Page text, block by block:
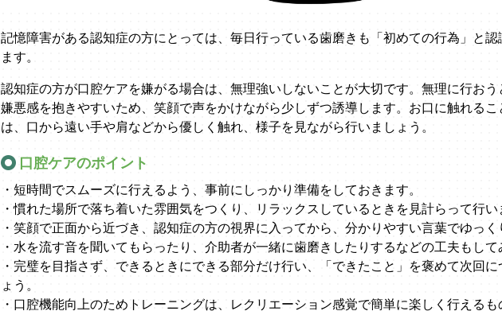
記憶障害がある認知症の方にとっては、毎日行っている歯磨きも「初めての行為」と認
ます。
認知症の方が口腔ケアを嫌がる場合は、無理強いしないことが大切です。無理に行お
嫌悪感を抱きやすいため、笑顔で声をかけながら少しずつ誘導します。お口に触れるこ
は、口から遠い手や肩などから優しく触れ、様子を見ながら行いましょう。
口腔ケアのポイント
・短時間でスムーズに行えるよう、事前にしっかり準備をしておきます。
・慣れた場所で落ち着いた雰囲気をつくり、リラックスしているときを見計らって行い
・笑顔で正面から近づき、認知症の方の視界に入ってから、分かりやすい言葉でゆっく
・水を流す音を聞いてもらったり、介助者が一緒に歯磨きしたりするなどの工夫もして
・完璧を目指さず、できるときにできる部分だけ行い、「できたこと」を褒めて次回
ょう。
・口腔機能向上のためトレーニングは、レクリエーション感覚で簡単に楽しく行えるも